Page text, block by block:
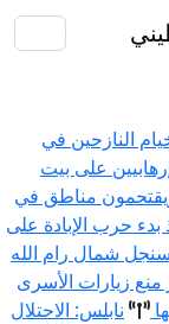
النازحين في
على بيت
مناطق في
مصابا منذ بدء حرب الإبادة على
شمال رام الله
منع زيارات الأسرى
نابلس: الاحتلال